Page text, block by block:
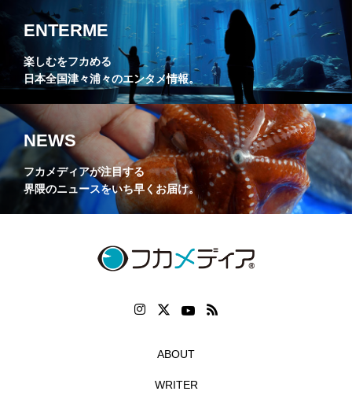
ENTERME
楽しむをフカめる
日本全国津々浦々のエンタメ情報。
NEWS
フカメディアが注目する
界隈のニュースをいち早くお届け。
ABOUT
WRITER